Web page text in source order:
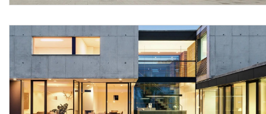
con il relativo trasporto degli stessi a piè d’opera,
di fondo (applicare puro a pennello nel caso di supporti
molto assorbenti), la rimozione con spazzola morbida di
depositi superficiali di varia natura come pulviscolo,
sporco, con eventuale lavaggio parziale delle zone
interessate, la protezione di tutti gli elementi che non sono
da tinteggiare, i campioni richiesti dalla direzione lavori, i